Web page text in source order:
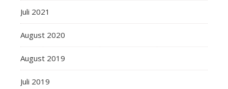
Juli 2021
August 2020
August 2019
Juli 2019